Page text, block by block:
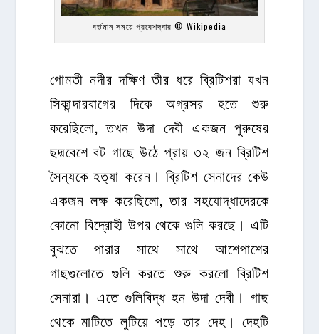
বর্তমান সময়ে প্রবেশদ্বার © Wikipedia
গোমতী নদীর দক্ষিণ তীর ধরে ব্রিটিশরা যখন
সিকান্দারবাগের দিকে অগ্রসর হতে শুরু
করেছিলো, তখন উদা দেবী একজন পুরুষের
ছদ্মবেশে বট গাছে উঠে প্রায় ৩২ জন ব্রিটিশ
সৈন্যকে হত্যা করেন। ব্রিটিশ সেনাদের কেউ
একজন লক্ষ করেছিলো, তার সহযোদ্ধাদেরকে
কোনো বিদ্রোহী উপর থেকে গুলি করছে। এটি
বুঝতে পারার সাথে সাথে আশেপাশের
গাছগুলোতে গুলি করতে শুরু করলো ব্রিটিশ
সেনারা। এতে গুলিবিদ্ধ হন উদা দেবী। গাছ
থেকে মাটিতে লুটিয়ে পড়ে তার দেহ। দেহটি